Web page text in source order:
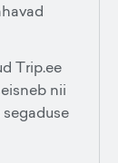
Trip.ee
nii